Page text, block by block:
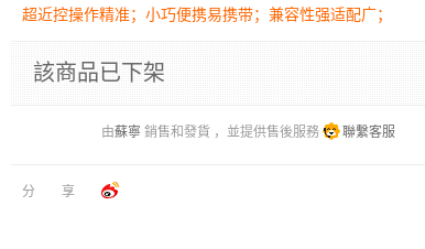
超近控操作精准；小巧便携易携带；兼容性强适配广；
該商品已下架
由蘇寧 銷售和發貨 ，並提供售後服務 聯繫客服
分享